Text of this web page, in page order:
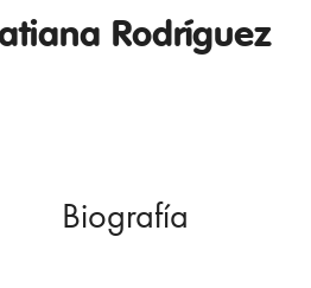
Rodríguez
Biografía